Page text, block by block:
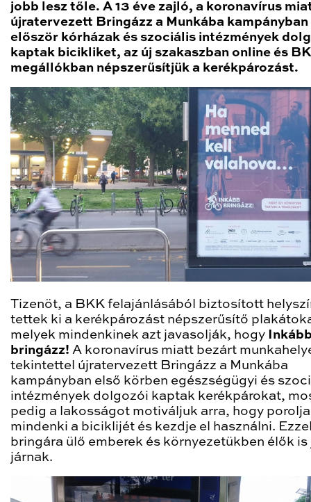
jobb lesz tőle. A 13 éve zajló, a koronavírus
újratervezett Bringázz a Munkába kampányban
először kórházak és szociális intézmények
kaptak bicikliket, az új szakaszban online és
megállókban népszerűsítjük a kerékpározást.
Tizenöt, a BKK felajánlásából biztosított
tettek ki a kerékpározást népszerűsítő
melyek mindenkinek azt javasolják, hogy
bringázz! A koronavírus miatt bezárt
tekintettel újratervezett Bringázz a Munkába
kampányban első körben egészségügyi és
intézmények dolgozói kaptak kerékpárokat,
pedig a lakosságot motiváljuk arra, hogy
mindenki a biciklijét és kezdje el használni.
bringára ülő emberek és környezetükben élők is
járnak.